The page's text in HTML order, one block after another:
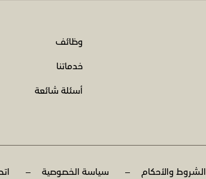
وظائف
خدماتنا
أسئلة شائعة
الشروط والأحكام سياسة الخصوصية